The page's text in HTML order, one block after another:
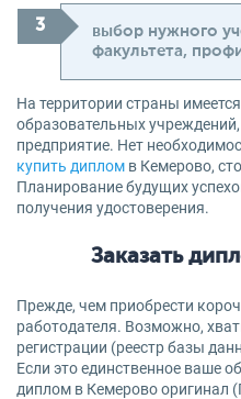
выбор нужного
факультета,
На территории страны
образовательных
предприятие. Нет
купить диплом в Кемерово,
Планирование будущих
получения удостоверения.
Заказать
Прежде, чем приобрести
работодателя. Возможно,
регистрации (реестр базы
Если это единственное ваше
диплом в Кемерово оригинал